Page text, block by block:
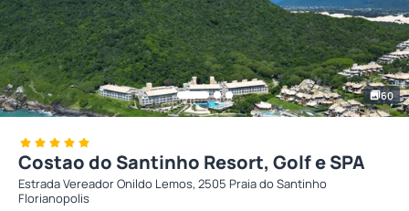
60
Costao do Santinho Resort, Golf e SPA
Estrada Vereador Onildo Lemos, 2505 Praia do Santinho
Florianopolis